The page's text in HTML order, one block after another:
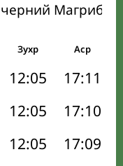
Магриб
Зухр Аср
12:05 17:11
12:05 17:10
12:05 17:09